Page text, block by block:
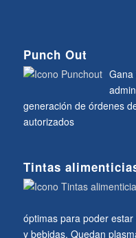
Punch Out
Gana
generación de órdenes
autorizados
Tintas
óptimas para poder
y bebidas. Quedan